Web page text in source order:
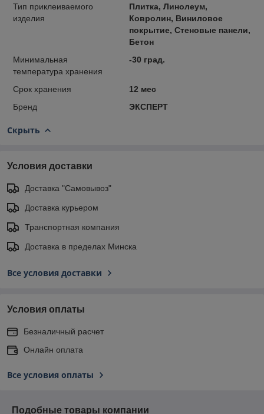
Тип приклеиваемого
изделия
Плитка, Линолеум,
Ковролин, Виниловое
покрытие, Стеновые панели,
Бетон
Минимальная
температура хранения
-30 град.
Срок хранения
12 мес
Бренд
ЭКСПЕРТ
Скрыть
Условия доставки
Доставка "Самовывоз"
Доставка курьером
Транспортная компания
Доставка в пределах Минска
Все условия доставки
Условия оплаты
Безналичный расчет
Онлайн оплата
Все условия оплаты
Подобные товары компании